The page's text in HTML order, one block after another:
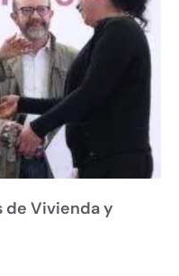
de Vivienda y